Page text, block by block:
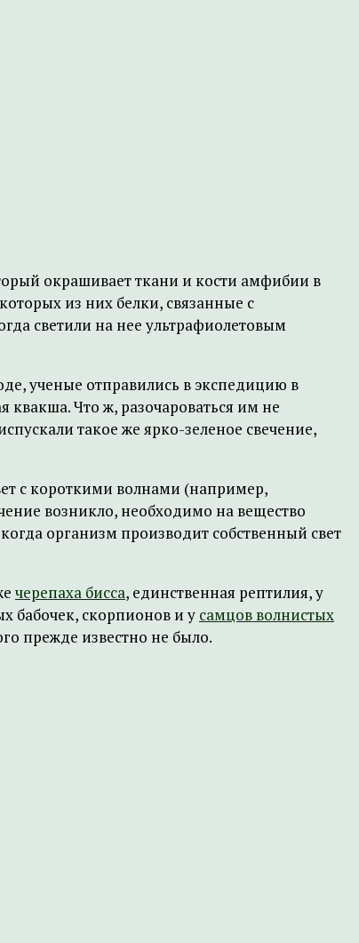
окрашивает ткани и кости амфибии в
из них белки, связанные с
светили на нее ультрафиолетовым
ученые отправились в экспедицию в
квакша. Что ж, разочароваться им не
такое же ярко-зеленое свечение,
с короткими волнами (например,
возникло, необходимо на вещество
организм производит собственный свет
черепаха бисса, единственная рептилия, у
бабочек, скорпионов и у самцов волнистых
прежде известно не было.